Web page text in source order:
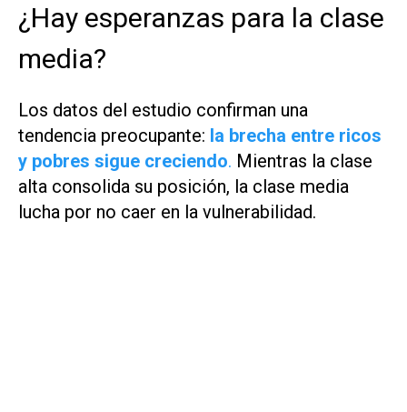
¿Hay esperanzas para la clase
media?
Los datos del estudio confirman una
tendencia preocupante: la brecha entre ricos
y pobres sigue creciendo. Mientras la clase
alta consolida su posición, la clase media
lucha por no caer en la vulnerabilidad.